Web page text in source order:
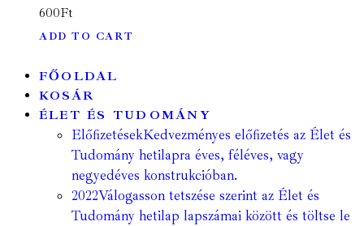
600Ft
ADD TO CART
FŐOLDAL
KOSÁR
ÉLET ÉS TUDOMÁNY
ElőfizetésekKedvezményes előfizetés az Élet és
Tudomány hetilapra éves, féléves, vagy
negyedéves konstrukcióban.
2022Válogasson tetszése szerint az Élet és
Tudomány hetilap lapszámai között és töltse le